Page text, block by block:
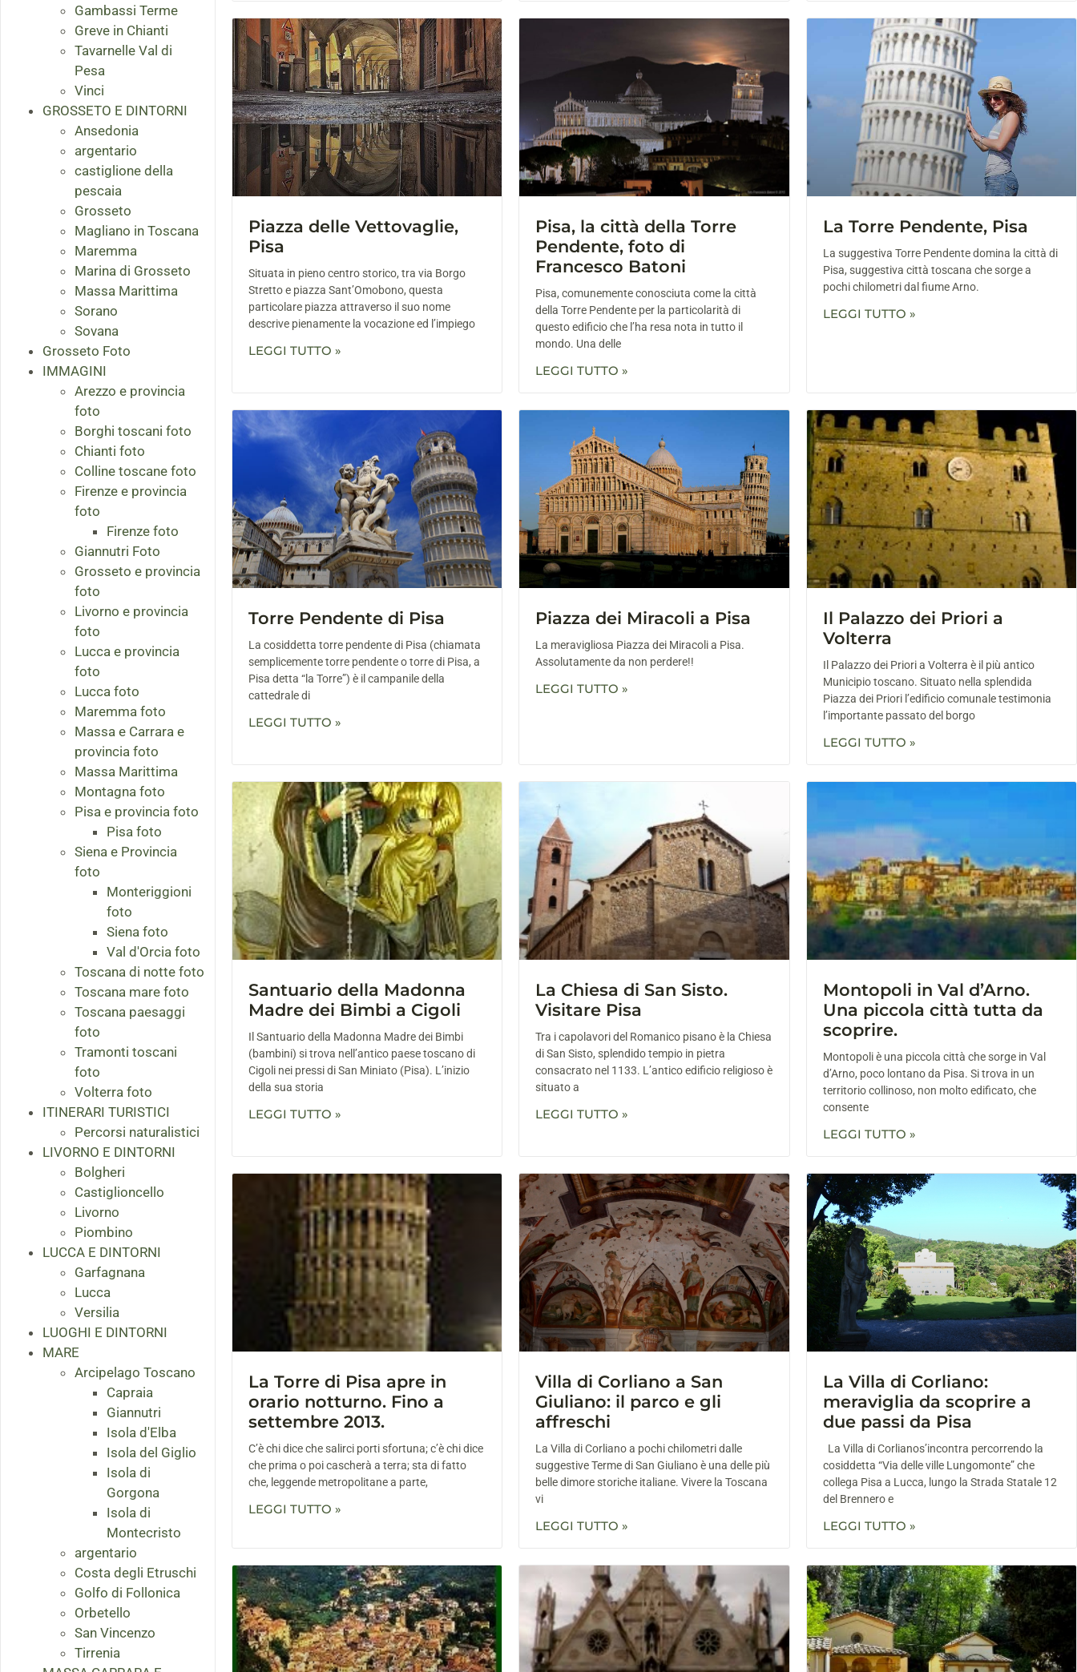
Gambassi Terme
Greve in Chianti
Tavarnelle Val di
Pesa
Vinci
GROSSETO E DINTORNI
Ansedonia
argentario
castiglione della
pescaia
Grosseto
Magliano in Toscana
Maremma
Marina di Grosseto
Massa Marittima
Sorano
Sovana
Grosseto Foto
IMMAGINI
Arezzo e provincia
foto
Borghi toscani foto
Chianti foto
Colline toscane foto
Firenze e provincia
foto
Firenze foto
Giannutri Foto
Grosseto e provincia
foto
Livorno e provincia
foto
Lucca e provincia
foto
Lucca foto
Maremma foto
Massa e Carrara e
provincia foto
Massa Marittima
Montagna foto
Pisa e provincia foto
Pisa foto
Siena e Provincia
foto
Monteriggioni
foto
Siena foto
Val d'Orcia foto
Toscana di notte foto
Toscana mare foto
Toscana paesaggi
foto
Tramonti toscani
foto
Volterra foto
ITINERARI TURISTICI
Percorsi naturalistici
LIVORNO E DINTORNI
Bolgheri
Castiglioncello
Livorno
Piombino
LUCCA E DINTORNI
Garfagnana
Lucca
Versilia
LUOGHI E DINTORNI
MARE
Arcipelago Toscano
Capraia
Giannutri
Isola d'Elba
Isola del Giglio
Isola di
Gorgona
Isola di
Montecristo
argentario
Costa degli Etruschi
Golfo di Follonica
Orbetello
San Vincenzo
Tirrenia
Piazza delle Vettovaglie,
Pisa
Situata in pieno centro storico, tra via Borgo
Stretto e piazza Sant’Omobono, questa
particolare piazza attraverso il suo nome
descrive pienamente la vocazione ed l’impiego
LEGGI TUTTO »
Pisa, la città della Torre
Pendente, foto di
Francesco Batoni
Pisa, comunemente conosciuta come la città
della Torre Pendente per la particolarità di
questo edificio che l’ha resa nota in tutto il
mondo. Una delle
LEGGI TUTTO »
La Torre Pendente, Pisa
La suggestiva Torre Pendente domina la città di
Pisa, suggestiva città toscana che sorge a
pochi chilometri dal fiume Arno.
LEGGI TUTTO »
Torre Pendente di Pisa
La cosiddetta torre pendente di Pisa (chiamata
semplicemente torre pendente o torre di Pisa, a
Pisa detta “la Torre”) è il campanile della
cattedrale di
LEGGI TUTTO »
Piazza dei Miracoli a Pisa
La meravigliosa Piazza dei Miracoli a Pisa.
Assolutamente da non perdere!!
LEGGI TUTTO »
Il Palazzo dei Priori a
Volterra
Il Palazzo dei Priori a Volterra è il più antico
Municipio toscano. Situato nella splendida
Piazza dei Priori l’edificio comunale testimonia
l’importante passato del borgo
LEGGI TUTTO »
Santuario della Madonna
Madre dei Bimbi a Cigoli
Il Santuario della Madonna Madre dei Bimbi
(bambini) si trova nell’antico paese toscano di
Cigoli nei pressi di San Miniato (Pisa). L’inizio
della sua storia
LEGGI TUTTO »
La Chiesa di San Sisto.
Visitare Pisa
Tra i capolavori del Romanico pisano è la Chiesa
di San Sisto, splendido tempio in pietra
consacrato nel 1133. L’antico edificio religioso è
situato a
LEGGI TUTTO »
Montopoli in Val d’Arno.
Una piccola città tutta da
scoprire.
Montopoli è una piccola città che sorge in Val
d’Arno, poco lontano da Pisa. Si trova in un
territorio collinoso, non molto edificato, che
consente
LEGGI TUTTO »
La Torre di Pisa apre in
orario notturno. Fino a
settembre 2013.
C’è chi dice che salirci porti sfortuna; c’è chi dice
che prima o poi cascherà a terra; sta di fatto
che, leggende metropolitane a parte,
LEGGI TUTTO »
Villa di Corliano a San
Giuliano: il parco e gli
affreschi
La Villa di Corliano a pochi chilometri dalle
suggestive Terme di San Giuliano è una delle più
belle dimore storiche italiane. Vivere la Toscana
vi
LEGGI TUTTO »
La Villa di Corliano:
meraviglia da scoprire a
due passi da Pisa
La Villa di Corlianos’incontra percorrendo la
cosiddetta “Via delle ville Lungomonte” che
collega Pisa a Lucca, lungo la Strada Statale 12
del Brennero e
LEGGI TUTTO »